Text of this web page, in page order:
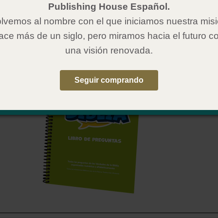
Traducción Viviente (NTV)
x 8.5”
Gospel Publishing House
Publishing House Español.
al nombre con el que iniciamos nuestra
más de un siglo, pero miramos hacia el futuro
una visión renovada.
Seguir comprando